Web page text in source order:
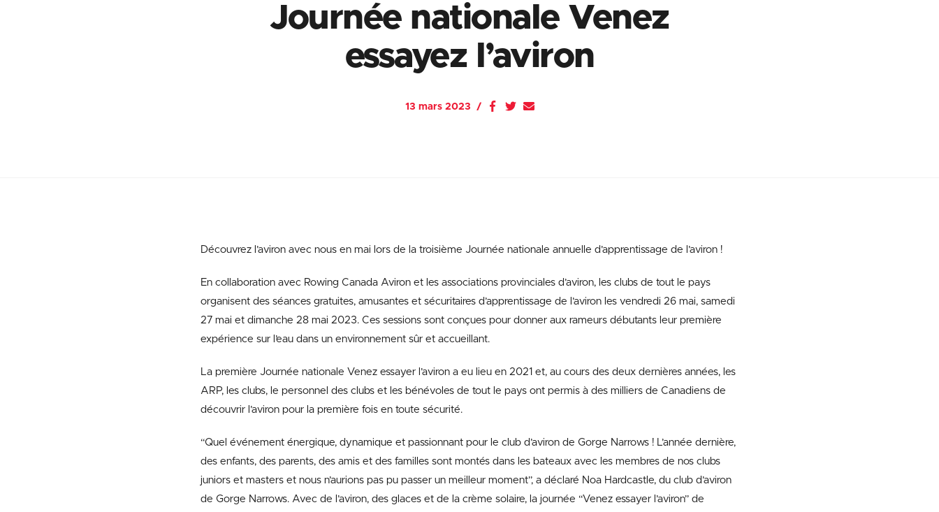
Journée nationale Venez
essayez l’aviron
13 mars 2023
Découvrez l’aviron avec nous en mai lors de la troisième Journée nationale annuelle d’apprentissage de l’aviron !
En collaboration avec Rowing Canada Aviron et les associations provinciales d’aviron, les clubs de tout le pays
organisent des séances gratuites, amusantes et sécuritaires d’apprentissage de l’aviron les vendredi 26 mai, samedi
27 mai et dimanche 28 mai 2023. Ces sessions sont conçues pour donner aux rameurs débutants leur première
expérience sur l’eau dans un environnement sûr et accueillant.
La première Journée nationale Venez essayer l’aviron a eu lieu en 2021 et, au cours des deux dernières années, les
ARP, les clubs, le personnel des clubs et les bénévoles de tout le pays ont permis à des milliers de Canadiens de
découvrir l’aviron pour la première fois en toute sécurité.
“Quel événement énergique, dynamique et passionnant pour le club d’aviron de Gorge Narrows ! L’année dernière,
des enfants, des parents, des amis et des familles sont montés dans les bateaux avec les membres de nos clubs
juniors et masters et nous n’aurions pas pu passer un meilleur moment”, a déclaré Noa Hardcastle, du club d’aviron
de Gorge Narrows. Avec de l’aviron, des glaces et de la crème solaire, la journée “Venez essayer l’aviron” de